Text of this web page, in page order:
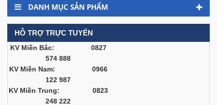
DANH MỤC SẢN PHẨM
HỖ TRỢ TRỰC TUYẾN
KV Miền Bắc: 0827
574 888
KV Miền Nam: 0966
122 987
KV Miền Trung: 0823
248 222